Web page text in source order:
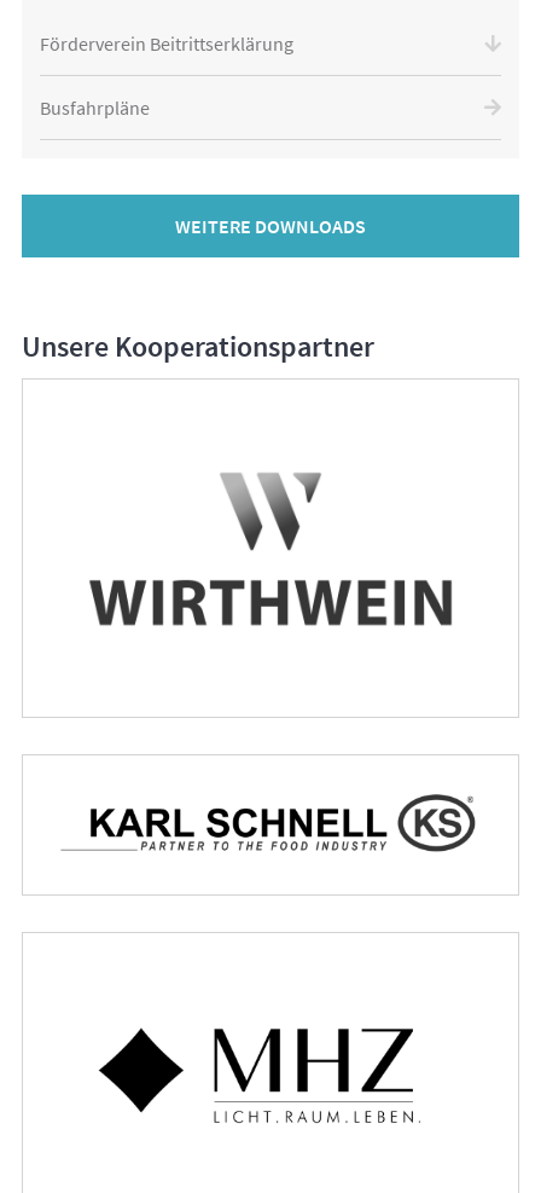
Förderverein Beitrittserklärung
Busfahrpläne
WEITERE DOWNLOADS
Unsere Kooperationspartner